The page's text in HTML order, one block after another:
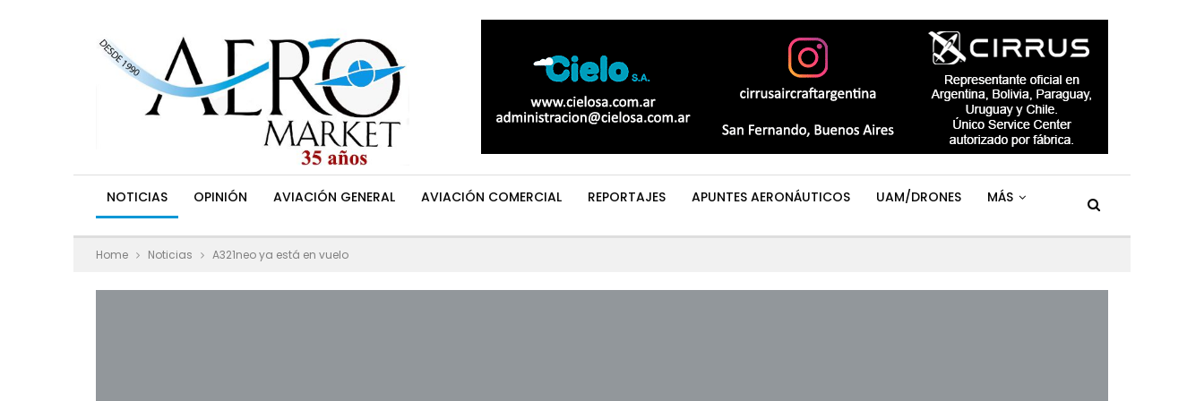
NOTICIAS OPINIÓN AVIACIÓN GENERAL AVIACIÓN COMERCIAL REPORTAJES APUNTES AERONÁUTICOS UAM/DRONES MÁS
Home Noticias A321neo ya está en vuelo